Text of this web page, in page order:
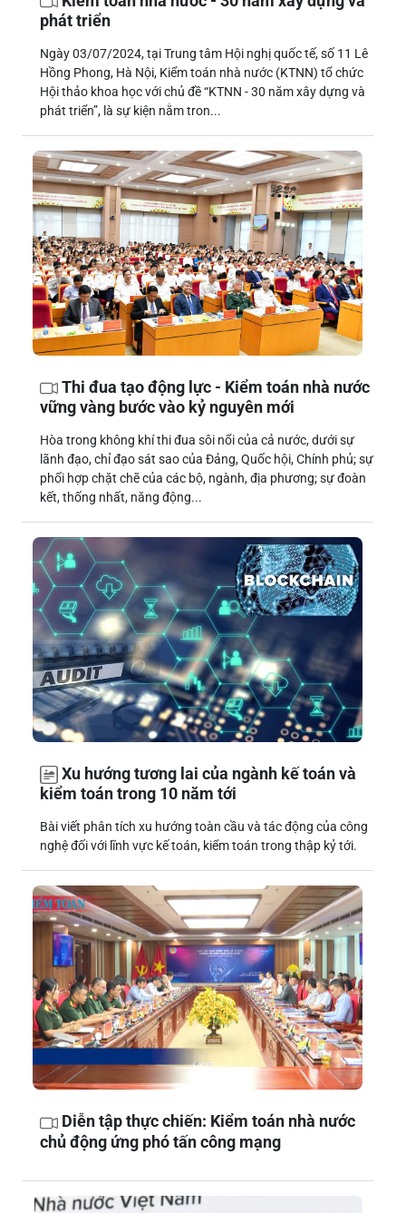
phát triển
Ngày 03/07/2024, tại Trung tâm Hội nghị quốc tế, số 11 Lê
Hồng Phong, Hà Nội, Kiểm toán nhà nước (KTNN) tổ chức
Hội thảo khoa học với chủ đề “KTNN - 30 năm xây dựng và
phát triển”, là sự kiện nằm tron...
Thi đua tạo động lực - Kiểm toán nhà nước
vững vàng bước vào kỷ nguyên mới
Hòa trong không khí thi đua sôi nổi của cả nước, dưới sự
lãnh đạo, chỉ đạo sát sao của Đảng, Quốc hội, Chính phủ; sự
phối hợp chặt chẽ của các bộ, ngành, địa phương; sự đoàn
kết, thống nhất, năng động...
Xu hướng tương lai của ngành kế toán và
kiểm toán trong 10 năm tới
Bài viết phân tích xu hướng toàn cầu và tác động của công
nghệ đối với lĩnh vực kế toán, kiểm toán trong thập kỷ tới.
Diễn tập thực chiến: Kiểm toán nhà nước
chủ động ứng phó tấn công mạng